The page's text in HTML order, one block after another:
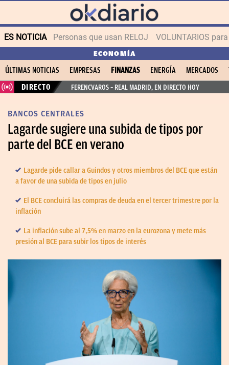
ES NOTICIA Personas que usan RELOJ VOLUNTARIOS
ECONOMÍA
ÚLTIMAS NOTICIAS EMPRESAS FINANZAS ENERGÍA MERCADOS
DIRECTO
FERENCVAROS – REAL MADRID, EN DIRECTO HOY
BANCOS CENTRALES
Lagarde sugiere una subida de tipos por
parte del BCE en verano
Lagarde pide callar a Guindos y otros miembros del BCE que están
a favor de una subida de tipos en julio
El BCE concluirá las compras de deuda en el tercer trimestre por la
inflación
La inflación sube al 7,5% en marzo en la eurozona y mete más
presión al BCE para subir los tipos de interés